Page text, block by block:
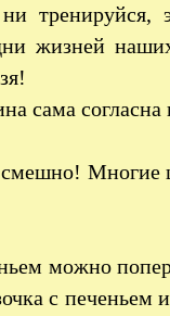
жизней
согласна
Многие
можно
с